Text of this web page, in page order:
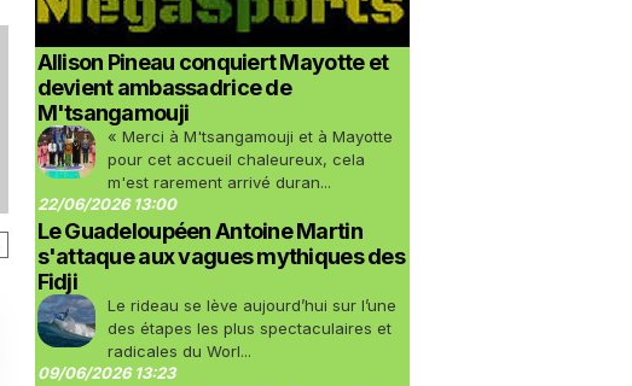
Allison Pineau conquiert Mayotte et
devient ambassadrice de
M'tsangamouji
« Merci à M'tsangamouji et à Mayotte
pour cet accueil chaleureux, cela
m'est rarement arrivé duran...
22/06/2026 13:00
Le Guadeloupéen Antoine Martin
s'attaque aux vagues mythiques des
Fidji
Le rideau se lève aujourd’hui sur l’une
des étapes les plus spectaculaires et
radicales du Worl...
09/06/2026 13:23